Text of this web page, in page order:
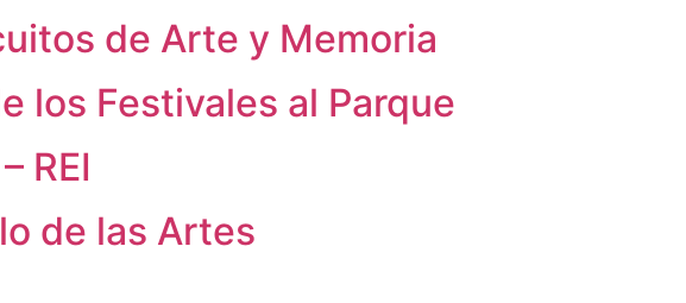
de Arte y Memoria
los Festivales al Parque
REI
de las Artes